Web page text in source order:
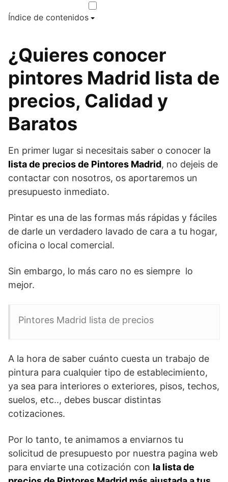
Índice de contenidos
¿Quieres conocer
pintores Madrid lista de
precios, Calidad y
Baratos
En primer lugar si necesitais saber o conocer la
lista de precios de Pintores Madrid, no dejeis de
contactar con nosotros, os aportaremos un
presupuesto inmediato.
Pintar es una de las formas más rápidas y fáciles
de darle un verdadero lavado de cara a tu hogar,
oficina o local comercial.
Sin embargo, lo más caro no es siempre lo
mejor.
Pintores Madrid lista de precios
A la hora de saber cuánto cuesta un trabajo de
pintura para cualquier tipo de establecimiento,
ya sea para interiores o exteriores, pisos, techos,
suelos, etc.., debes buscar distintas
cotizaciones.
Por lo tanto, te animamos a enviarnos tu
solicitud de presupuesto por nuestra pagina web
para enviarte una cotización con la lista de